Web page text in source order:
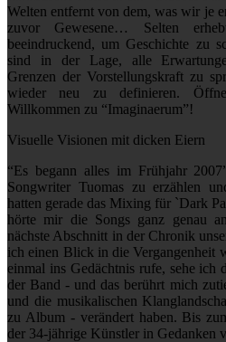
Welten entfernt von dem, was wir je
zuvor Gewesene… Selten
beeindruckend, um Geschichte zu
sind in der Lage, alle
Grenzen der Vorstellungskraft zu
wieder neu zu definieren.
Willkommen zu “Imaginaerum”!
Visuelle Visionen mit dicken Eiern
“Es begann alles im Frühjahr
Songwriter Tuomas zu erzählen
hatten gerade das Mixing für `Dark
hörte mir die Songs ganz genau
nächste Abschnitt in der Chronik
ich einen Blick in die Vergangenheit
einmal ins Gedächtnis rufe, sehe ich
der Band - und das berührt mich
und die musikalischen
zu Album - verändert haben. Bis
der 34-jährige Künstler in Gedanken